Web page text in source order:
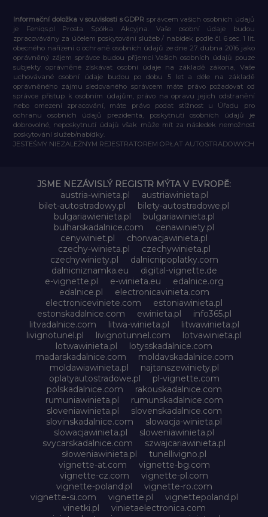
Informační doložka v souvislosti s GDPR správcem vašich osobních údajů
je Feniqs.pl Prosta Spółka Akcyjna. Vaše osobní údaje budou
zpracovávány za účelem poskytování služeb / nabídek podle čl. 6 sec. 1 lit.
obecného nařízení o ochraně osobních údajů ze dne 27. dubna 2016 jako
oprávněný zájem správce budou příjemci Vašich osobních údajů pouze
subjekty oprávněné získávat osobní údaje na základě zákona, Vaše
uchovávané osobní údaje budou po dobu 5 let a déle na základě
oprávněného zájmu sledovaného správcem máte právo požadovat od
správce přístup k osobním údajům, právo na opravu jejich odstranění
nebo omezení zpracování, máte právo podat stížnost u Úřadu pro
ochranu osobních údajů prezidenta, poskytnutí osobních údajů je
dobrovolné, neposkytnutí údajů však může mít za následek nemožnost
poskytování služeb/nabídky.
JESTEŚMY NIEZALEŻNYM REJESTRATOREM OPŁAT AUTOSTRADOWYCH
JSME NEZÁVISLÝ REGISTR MÝTA V EVROPĚ:
austria-winieta.pl
austriawinieta.pl
bilet-autostradowy.pl
bilety-autostradowe.pl
bulgariawienieta.pl
bulgariawinieta.pl
bulharskadalnice.com
cenawiniety.pl
cenywiniet.pl
chorwacjawinieta.pl
czechy-winieta.pl
czechywinieta.pl
czechywiniety.pl
dalnicnipoplatky.com
dalnicniznamka.eu
digital-vignette.de
e-vignette.pl
e-winieta.eu
edalnice.org
edalnice.pl
electronicavinieta.com
electroniceviniete.com
estoniawinieta.pl
estonskadalnice.com
ewinieta.pl
info365.pl
litvadalnice.com
litwa-winieta.pl
litwawinieta.pl
livignotunel.pl
livignotunnel.com
lotvawinieta.pl
lotwawinieta.pl
lotysskadalnice.com
madarskadalnice.com
moldavskadalnice.com
moldawiawinieta.pl
najtanszewiniety.pl
oplatyautostradowe.pl
pl-vignette.com
polskadalnice.com
rakouskadalnice.com
rumuniawinieta.pl
rumunskadalnice.com
sloveniawinieta.pl
slovenskadalnice.com
slovinskadalnice.com
slowacja-winieta.pl
slowacjawinieta.pl
sloweniawinieta.pl
svycarskadalnice.com
szwajcariawinieta.pl
słoweniawinieta.pl
tunellivigno.pl
vignette-at.com
vignette-bg.com
vignette-cz.com
vignette-pl.com
vignette-poland.pl
vignette-ro.com
vignette-si.com
vignette.pl
vignettepoland.pl
vinetki.pl
vinietaelectronica.com